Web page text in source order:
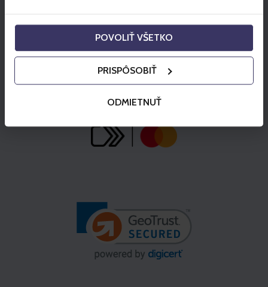
POVOLIŤ VŠETKO
PRISPÔSOBIŤ
ODMIETNUŤ